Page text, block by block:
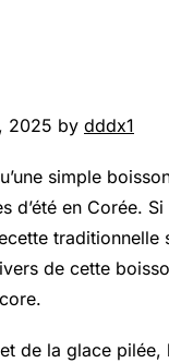
2025 by dddx1
simple
d’été en Corée.
de cette
de la glace